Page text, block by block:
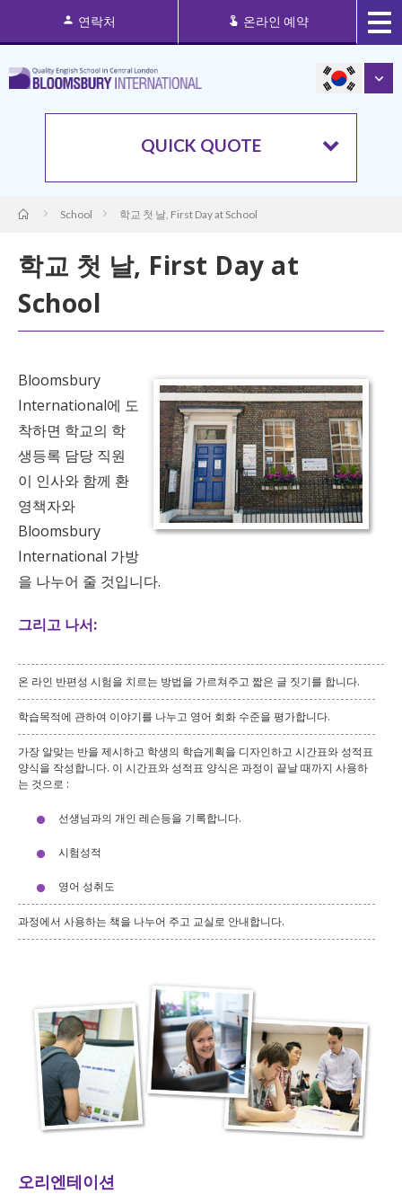
연락처 온라인 예약
QUICK QUOTE
School 학교 첫 날, First Day at School
학교 첫 날, First Day at
School
Bloomsbury
International에 도
착하면 학교의 학
생등록 담당 직원
이 인사와 함께 환
영책자와
Bloomsbury
International 가방
을 나누어 줄 것입니다.
그리고 나서:
온 라인 반편성 시험을 치르는 방법을 가르쳐주고 짧은 글 짓기를 합니다.
학습목적에 관하여 이야기를 나누고 영어 회화 수준을 평가합니다.
가장 알맞는 반을 제시하고 학생의 학습게획을 디자인하고 시간표와 성적표
양식을 작성합니다. 이 시간표와 성적표 양식은 과정이 끝날 때까지 사용하
는 것으로 :
선생님과의 개인 레슨등을 기록합니다.
시험성적
영어 성취도
과정에서 사용하는 책을 나누어 주고 교실로 안내합니다.
오리엔테이션